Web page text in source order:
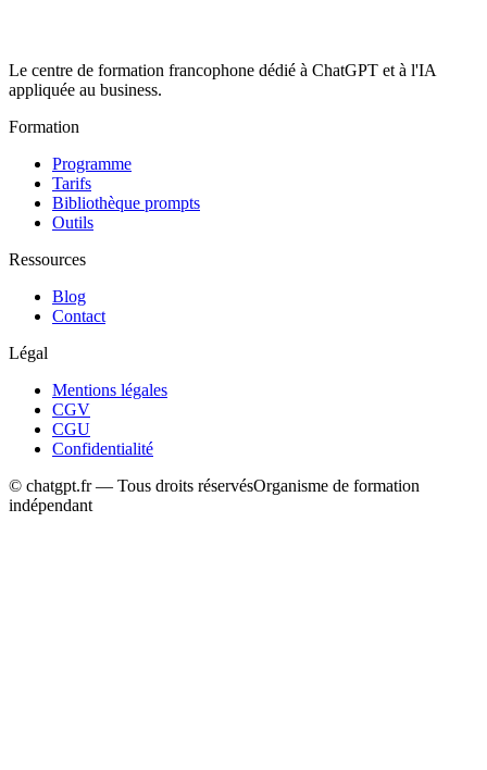
Le centre de formation francophone dédié à ChatGPT et à l'IA
appliquée au business.
Formation
Programme
Tarifs
Bibliothèque prompts
Outils
Ressources
Blog
Contact
Légal
Mentions légales
CGV
CGU
Confidentialité
© chatgpt.fr — Tous droits réservésOrganisme de formation
indépendant